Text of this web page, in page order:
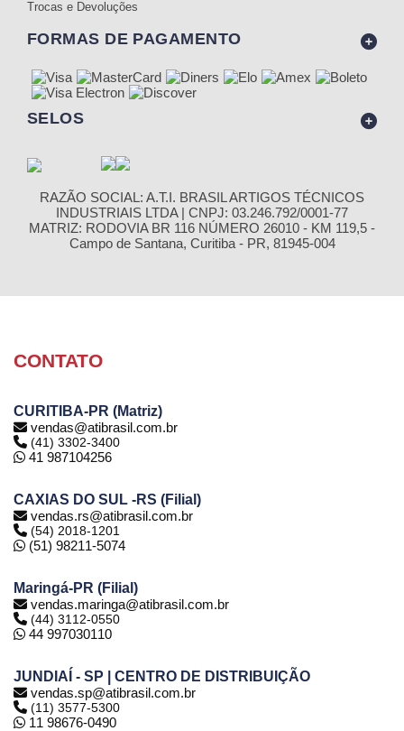
Trocas e Devoluções
FORMAS DE PAGAMENTO
SELOS
RAZÃO SOCIAL: A.T.I. BRASIL ARTIGOS TÉCNICOS
INDUSTRIAIS LTDA | CNPJ: 03.246.792/0001-77
MATRIZ: RODOVIA BR 116 NÚMERO 26010 - KM 119,5 -
Campo de Santana, Curitiba - PR, 81945-004
CONTATO
CURITIBA-PR (Matriz)
vendas@atibrasil.com.br
(41) 3302-3400
41 987104256
CAXIAS DO SUL -RS (Filial)
vendas.rs@atibrasil.com.br
(54) 2018-1201
(51) 98211-5074
Maringá-PR (Filial)
vendas.maringa@atibrasil.com.br
(44) 3112-0550
44 997030110
JUNDIAÍ - SP | CENTRO DE DISTRIBUIÇÃO
vendas.sp@atibrasil.com.br
(11) 3577-5300
11 98676-0490